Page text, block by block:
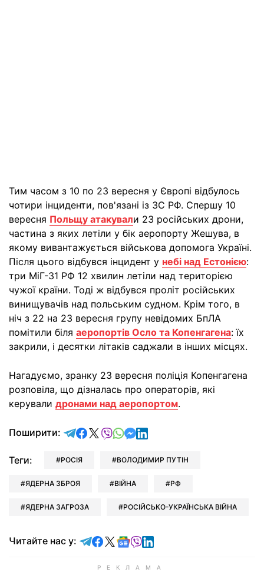
Тим часом з 10 по 23 вересня у Європі відбулось
чотири інциденти, пов'язані із ЗС РФ. Спершу 10
вересня Польщу атакували 23 російських дрони,
частина з яких летіли у бік аеропорту Жешува, в
якому вивантажується військова допомога Україні.
Після цього відбувся інцидент у небі над Естонією:
три МіГ-31 РФ 12 хвилин летіли над територією
чужої країни. Тоді ж відбувся проліт російських
винищувачів над польським судном. Крім того, в
ніч з 22 на 23 вересня групу невідомих БпЛА
помітили біля аеропортів Осло та Копенгагена: їх
закрили, і десятки літаків саджали в інших місцях.
Нагадуємо, зранку 23 вересня поліція Копенгагена
розповіла, що дізналась про операторів, які
керували дронами над аеропортом.
Поширити: відправити у Telegram
поділитись у Facebook
поділитись у X
відправити у Viber
відправити у Whatsapp
відправити у Messenger
відправити у LinkedIn
Теги: РОСІЯ ВОЛОДИМИР ПУТІН
ЯДЕРНА ЗБРОЯ ВІЙНА РФ
ЯДЕРНА ЗАГРОЗА РОСІЙСЬКО-УКРАЇНСЬКА ВІЙНА
Читайте нас у: Читайте у Telegram
Читайте у Facebook
Читайте у X
Читайте у Google news
Читайте у Viber
Читайте у LinkedIn